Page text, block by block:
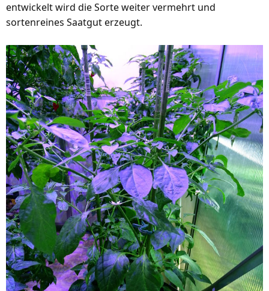
m
entwickelt wird die Sorte weiter vermehrt und
sortenreines Saatgut erzeugt.